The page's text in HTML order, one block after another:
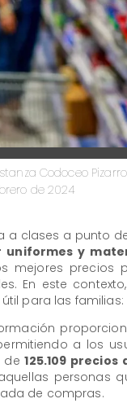
Codoceo Pizarro
de 2024
a clases a punto
uniformes y
mejores precios
En este
para las familias:
a los
de125.109 precios
personas
de compras.